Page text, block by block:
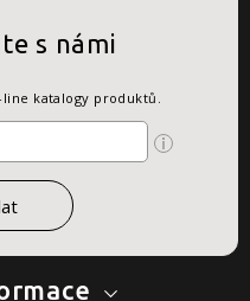
s námi
katalogy produktů.